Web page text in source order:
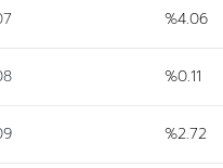
%4.06
%0.11
%2.72